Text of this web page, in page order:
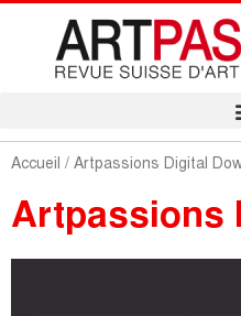
Accueil / Artpassions Digital
Artpassions